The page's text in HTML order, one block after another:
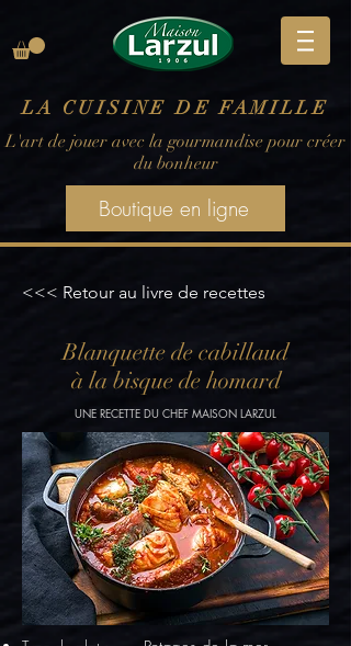
LA CUISINE DE FAMILLE
L'art de jouer avec la gourmandise pour créer
du bonheur
Boutique en ligne
<<< Retour au livre de recettes
Blanquette de cabillaud
à la bisque de homard
UNE RECETTE DU CHEF MAISON LARZUL